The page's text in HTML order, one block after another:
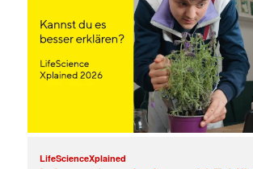
LifeScienceXplained